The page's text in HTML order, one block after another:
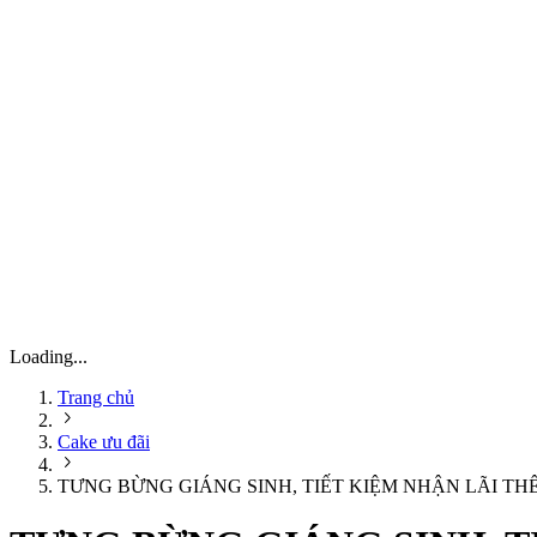
Loading...
Trang chủ
Cake ưu đãi
TƯNG BỪNG GIÁNG SINH, TIẾT KIỆM NHẬN LÃI